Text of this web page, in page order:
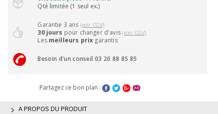
Qté limitée (1 seul ex.)
Garantie 3 ans (voir CGV)
30 jours pour changer d'avis(voir CGV)
Les meilleurs prix garantis
Besoin d'un conseil 03 20 88 85 85
Partagez ce bon plan :
A PROPOS DU PRODUIT